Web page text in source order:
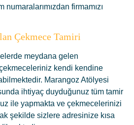
numaralarımızdan firmamızı
Çekmece Tamiri
meydana gelen
kendi kendine
Marangoz Atölyesi
ihtiyaç duyduğunuz tüm tamir
ile yapmakta ve çekmecelerinizi
şekilde sizlere adresinize kısa